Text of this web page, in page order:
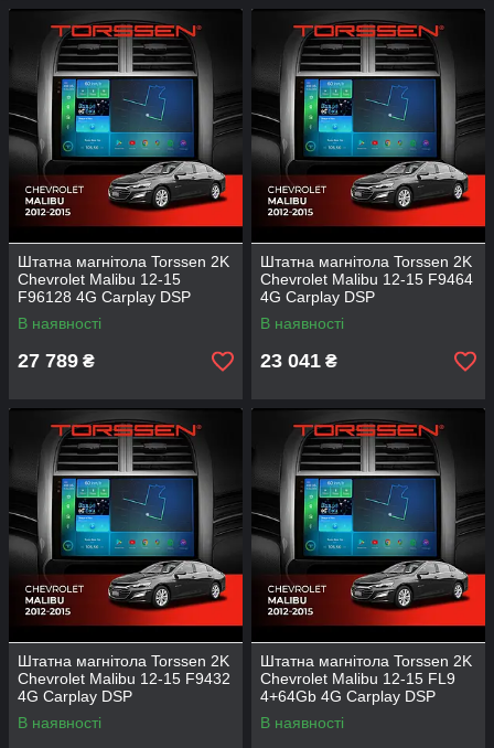
Штатна магнітола Torssen 2K
Chevrolet Malibu 12-15
F96128 4G Carplay DSP
В наявності
27 789 ₴
Штатна магнітола Torssen 2K
Chevrolet Malibu 12-15 F9464
4G Carplay DSP
В наявності
23 041 ₴
Штатна магнітола Torssen 2K
Chevrolet Malibu 12-15 F9432
4G Carplay DSP
В наявності
Штатна магнітола Torssen 2K
Chevrolet Malibu 12-15 FL9
4+64Gb 4G Carplay DSP
В наявності